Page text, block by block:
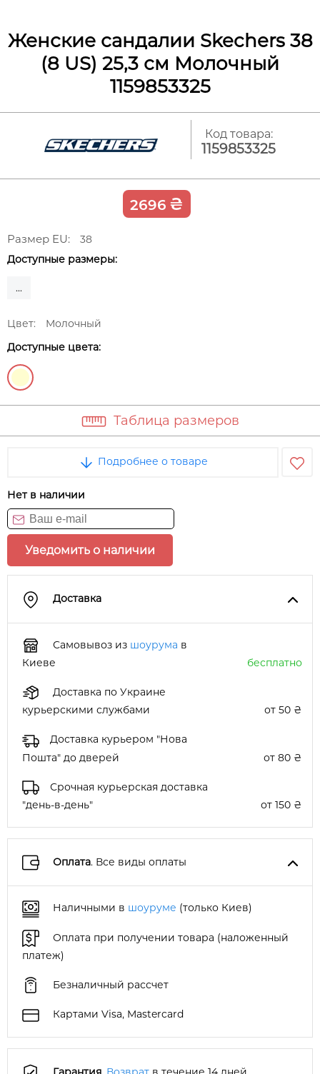
Женские сандалии Skechers 38
(8 US) 25,3 см Молочный
1159853325
Код товара:
1159853325
2696 ₴
Размер EU:
38
Доступные размеры:
...
Цвет:
Молочный
Доступные цвета:
Таблица размеров
Подробнее о товаре
Нет в наличии
Уведомить о наличии
Доставка
Самовывоз из шоурума в
Киеве
бесплатно
Доставка по Украине
курьерскими службами
от 50 ₴
Доставка курьером "Нова
Пошта" до дверей
от 80 ₴
Срочная курьерская доставка
"день-в-день"
от 150 ₴
Оплата. Все виды оплаты
Наличными в шоуруме (только Киев)
Оплата при получении товара (наложенный
платеж)
Безналичный рассчет
Картами Visa, Mastercard